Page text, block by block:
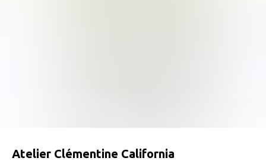
Atelier Clémentine California